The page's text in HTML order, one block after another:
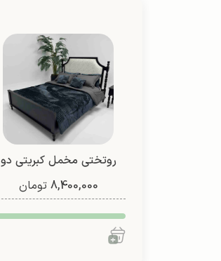
روتختی مخمل کبریتی دو
نفره (طرح 3)
8,400,000 تومان